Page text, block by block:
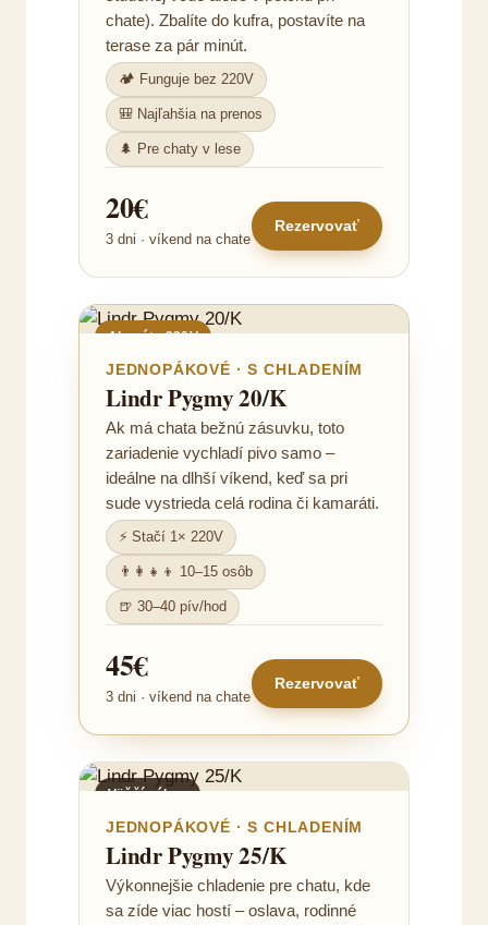
chate). Zbalíte do kufra, postavíte na
terase za pár minút.
🏕️ Funguje bez 220V
🎒 Najľahšia na prenos
🌲 Pre chaty v lese
20€
3 dni · víkend na chate
Rezervovať
Ak máte 220V
JEDNOPÁKOVÉ · S CHLADENÍM
Lindr Pygmy 20/K
Ak má chata bežnú zásuvku, toto
zariadenie vychladí pivo samo –
ideálne na dlhší víkend, keď sa pri
sude vystrieda celá rodina či kamaráti.
⚡ Stačí 1× 220V
👨‍👩‍👧‍👦 10–15 osôb
🍺 30–40 pív/hod
45€
3 dni · víkend na chate
Rezervovať
Väčší výkon
JEDNOPÁKOVÉ · S CHLADENÍM
Lindr Pygmy 25/K
Výkonnejšie chladenie pre chatu, kde
sa zíde viac hostí – oslava, rodinné